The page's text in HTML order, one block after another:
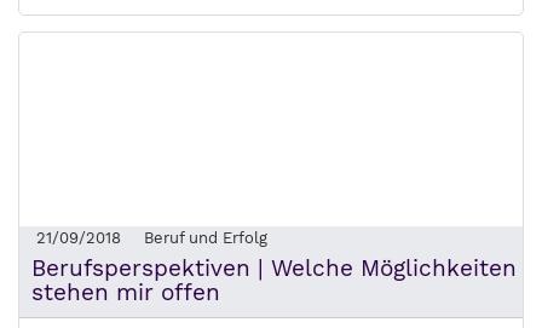
21/09/2018 Beruf und Erfolg
Berufsperspektiven | Welche Möglichkeiten
stehen mir offen